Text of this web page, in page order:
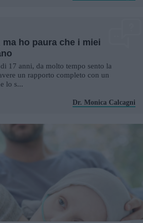
ho paura che i miei
17 anni, da molto tempo sento la
un rapporto completo con un
lo s...
Dr. Monica Calcagni